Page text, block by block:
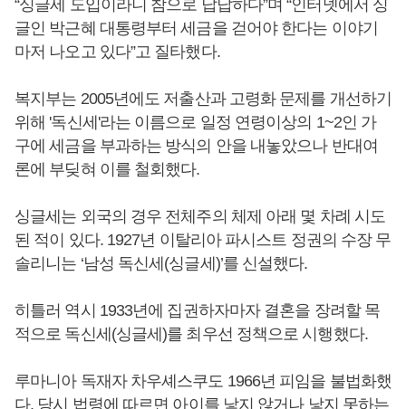
“싱글세 도입이라니 참으로 답답하다”며 “인터넷에서 싱
글인 박근혜 대통령부터 세금을 걷어야 한다는 이야기
마저 나오고 있다”고 질타했다.
복지부는 2005년에도 저출산과 고령화 문제를 개선하기
위해 '독신세'라는 이름으로 일정 연령이상의 1~2인 가
구에 세금을 부과하는 방식의 안을 내놓았으나 반대여
론에 부딪혀 이를 철회했다.
싱글세는 외국의 경우 전체주의 체제 아래 몇 차례 시도
된 적이 있다. 1927년 이탈리아 파시스트 정권의 수장 무
솔리니는 ‘남성 독신세(싱글세)’를 신설했다.
히틀러 역시 1933년에 집권하자마자 결혼을 장려할 목
적으로 독신세(싱글세)를 최우선 정책으로 시행했다.
루마니아 독재자 차우셰스쿠도 1966년 피임을 불법화했
다. 당시 법령에 따르면 아이를 낳지 않거나 낳지 못하는